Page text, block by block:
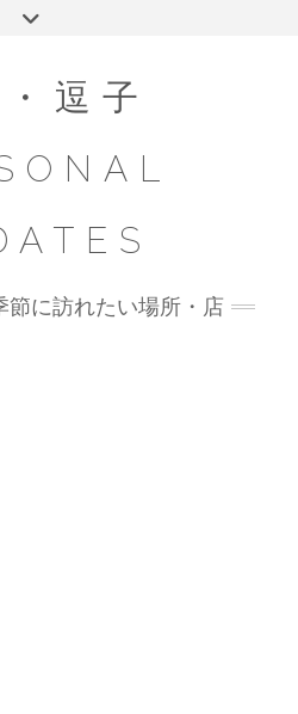
逗子
節に訪れたい場所・店